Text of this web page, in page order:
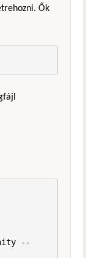
Ők
--